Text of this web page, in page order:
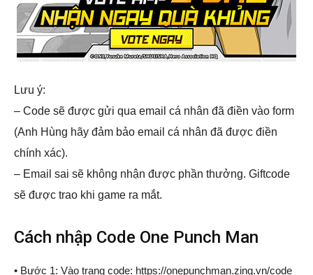
Lưu ý:
– Code sẽ được gửi qua email cá nhân đã điền vào form
(Anh Hùng hãy đảm bảo email cá nhân đã được điền
chính xác).
– Email sai sẽ không nhận được phần thưởng. Giftcode
sẽ được trao khi game ra mắt.
Cách nhập Code One Punch Man
• Bước 1: Vào trang code: https://onepunchman.zing.vn/code